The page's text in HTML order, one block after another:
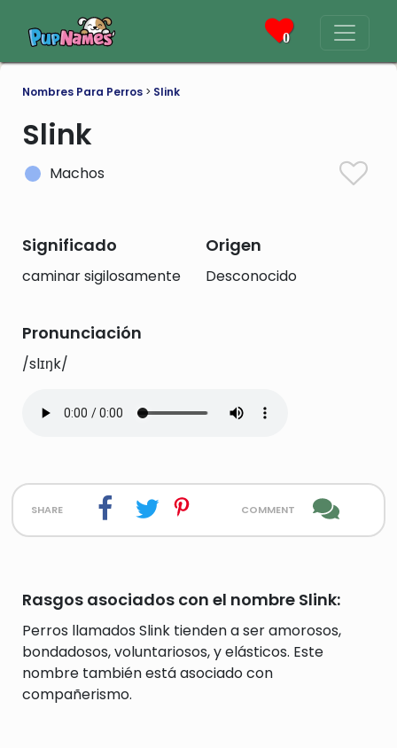
0
Nombres Para Perros > Slink
Slink
Machos
Significado
caminar sigilosamente
Origen
Desconocido
Pronunciación
/slɪŋk/
share comment
Rasgos asociados con el nombre Slink:
Perros llamados Slink tienden a ser amorosos,
bondadosos, voluntariosos, y elásticos. Este
nombre también está asociado con
compañerismo.